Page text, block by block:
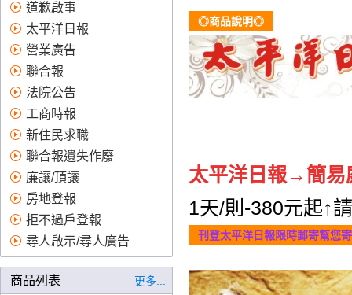
利通、登報費用、股票遺失、
登報作廢費用、徵人廣告、報
紙刊登、便利通求職、報紙 廣
告、拒不過戶註銷登報、支票
遺失 登報、蘋果日報廣告價目
表、股票遺失、 徵才廣告、登
報公告、求職便利通刊登、報
紙廣告收費、遺失登報、蘋果
日報 廣告、道歉啟事 範例、登
報道歉範例、蘋果日報徵才廣
告、如何登報遺失、報紙廣告
費用、求職報紙、刊登徵人廣
告、中國時報求職網、報紙廣
告刊登、證件遺失 登報、報紙
刊登公告、蘋果日報廣告價
格、自由時報刊登徵才、公示
送達費用、報紙刊登費、報紙
道歉啟事
太平洋日報
營業廣告
聯合報
法院公告
工商時報
新住民求職
聯合報遺失作廢
廉讓/頂讓
房地登報
拒不過戶登報
尋人啟示/尋人廣告
商品列表 更多...
◎商品說明◎
太平洋日報→簡易
1天/則-380元起↑
刊登太平洋日報限時郵寄幫您